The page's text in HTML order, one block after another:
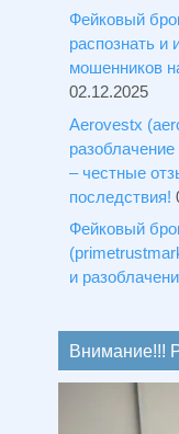
Фейковый
распознать и
мошенников
02.12.2025
Aerovestx
– честные
последствия!
Фейковый
и
Внимание!!!